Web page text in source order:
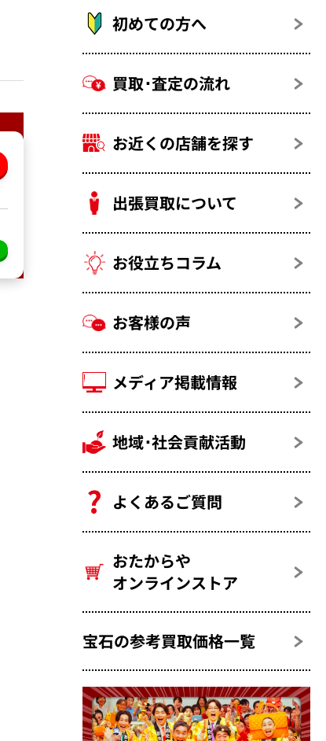
初めての方へ
買取･査定の流れ
お近くの店舗を探す
出張買取について
お役立ちコラム
お客様の声
メディア掲載情報
地域･社会貢献活動
よくあるご質問
おたからや
オンラインストア
宝石の参考買取価格一覧